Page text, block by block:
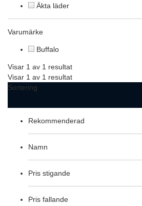
Äkta läder
Varumärke
Buffalo
Visar 1 av 1 resultat
Visar 1 av 1 resultat
Sortering
Rekommenderad
Namn
Pris stigande
Pris fallande